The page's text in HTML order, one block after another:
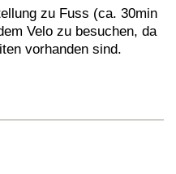
zu Fuss (ca. 30min
Velo zu besuchen, da
vorhanden sind.